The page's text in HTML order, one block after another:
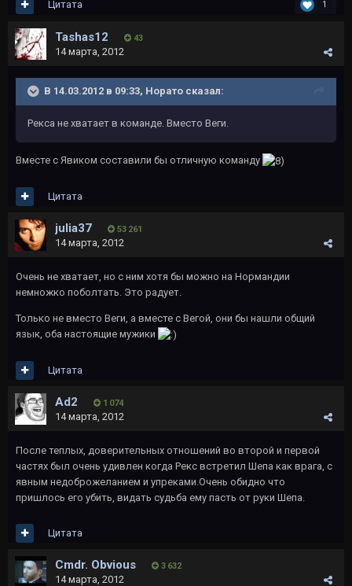
1
Цитата
Tashas12 43
14 марта, 2012
В 14.03.2012 в 09:33, Норато сказал:
Рекса не хватает в команде. Вместо Веги.
Вместе с Явиком составили бы отличную команду
Цитата
julia37 53 261
14 марта, 2012
Очень не хватает, но с ним хотя бы можно на Нормандии
немножко поболтать. Это радует.
Только не вместо Веги, а вместе с Вегой, они бы нашли общий
язык, оба настоящие мужики
Цитата
Ad2 1 074
14 марта, 2012
После теплых, доверительных отношений во второй и первой
частях был очень удивлен когда Рекс встретил Шепа как врага, с
явным недоброжеланием и упреками.Очень обидно что
пришлось его убить, видать судьба ему пасть от руки Шепа.
Цитата
Cmdr. Obvious 3 632
14 марта, 2012